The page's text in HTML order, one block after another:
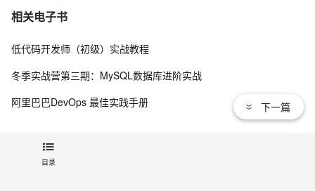
目录
7 Airweave：快速集成应用数据打造AI知识库的开源平台，
8 从Unity开发到移动平台制胜攻略：全面解析iOS与
打造爆款手游不是梦——性能优化、广告集成与内购设
置全包含
相关电子书
低代码开发师（初级）实战教程
冬季实战营第三期：MySQL数据库进阶实战
阿里巴巴DevOps 最佳实践手册
下一篇